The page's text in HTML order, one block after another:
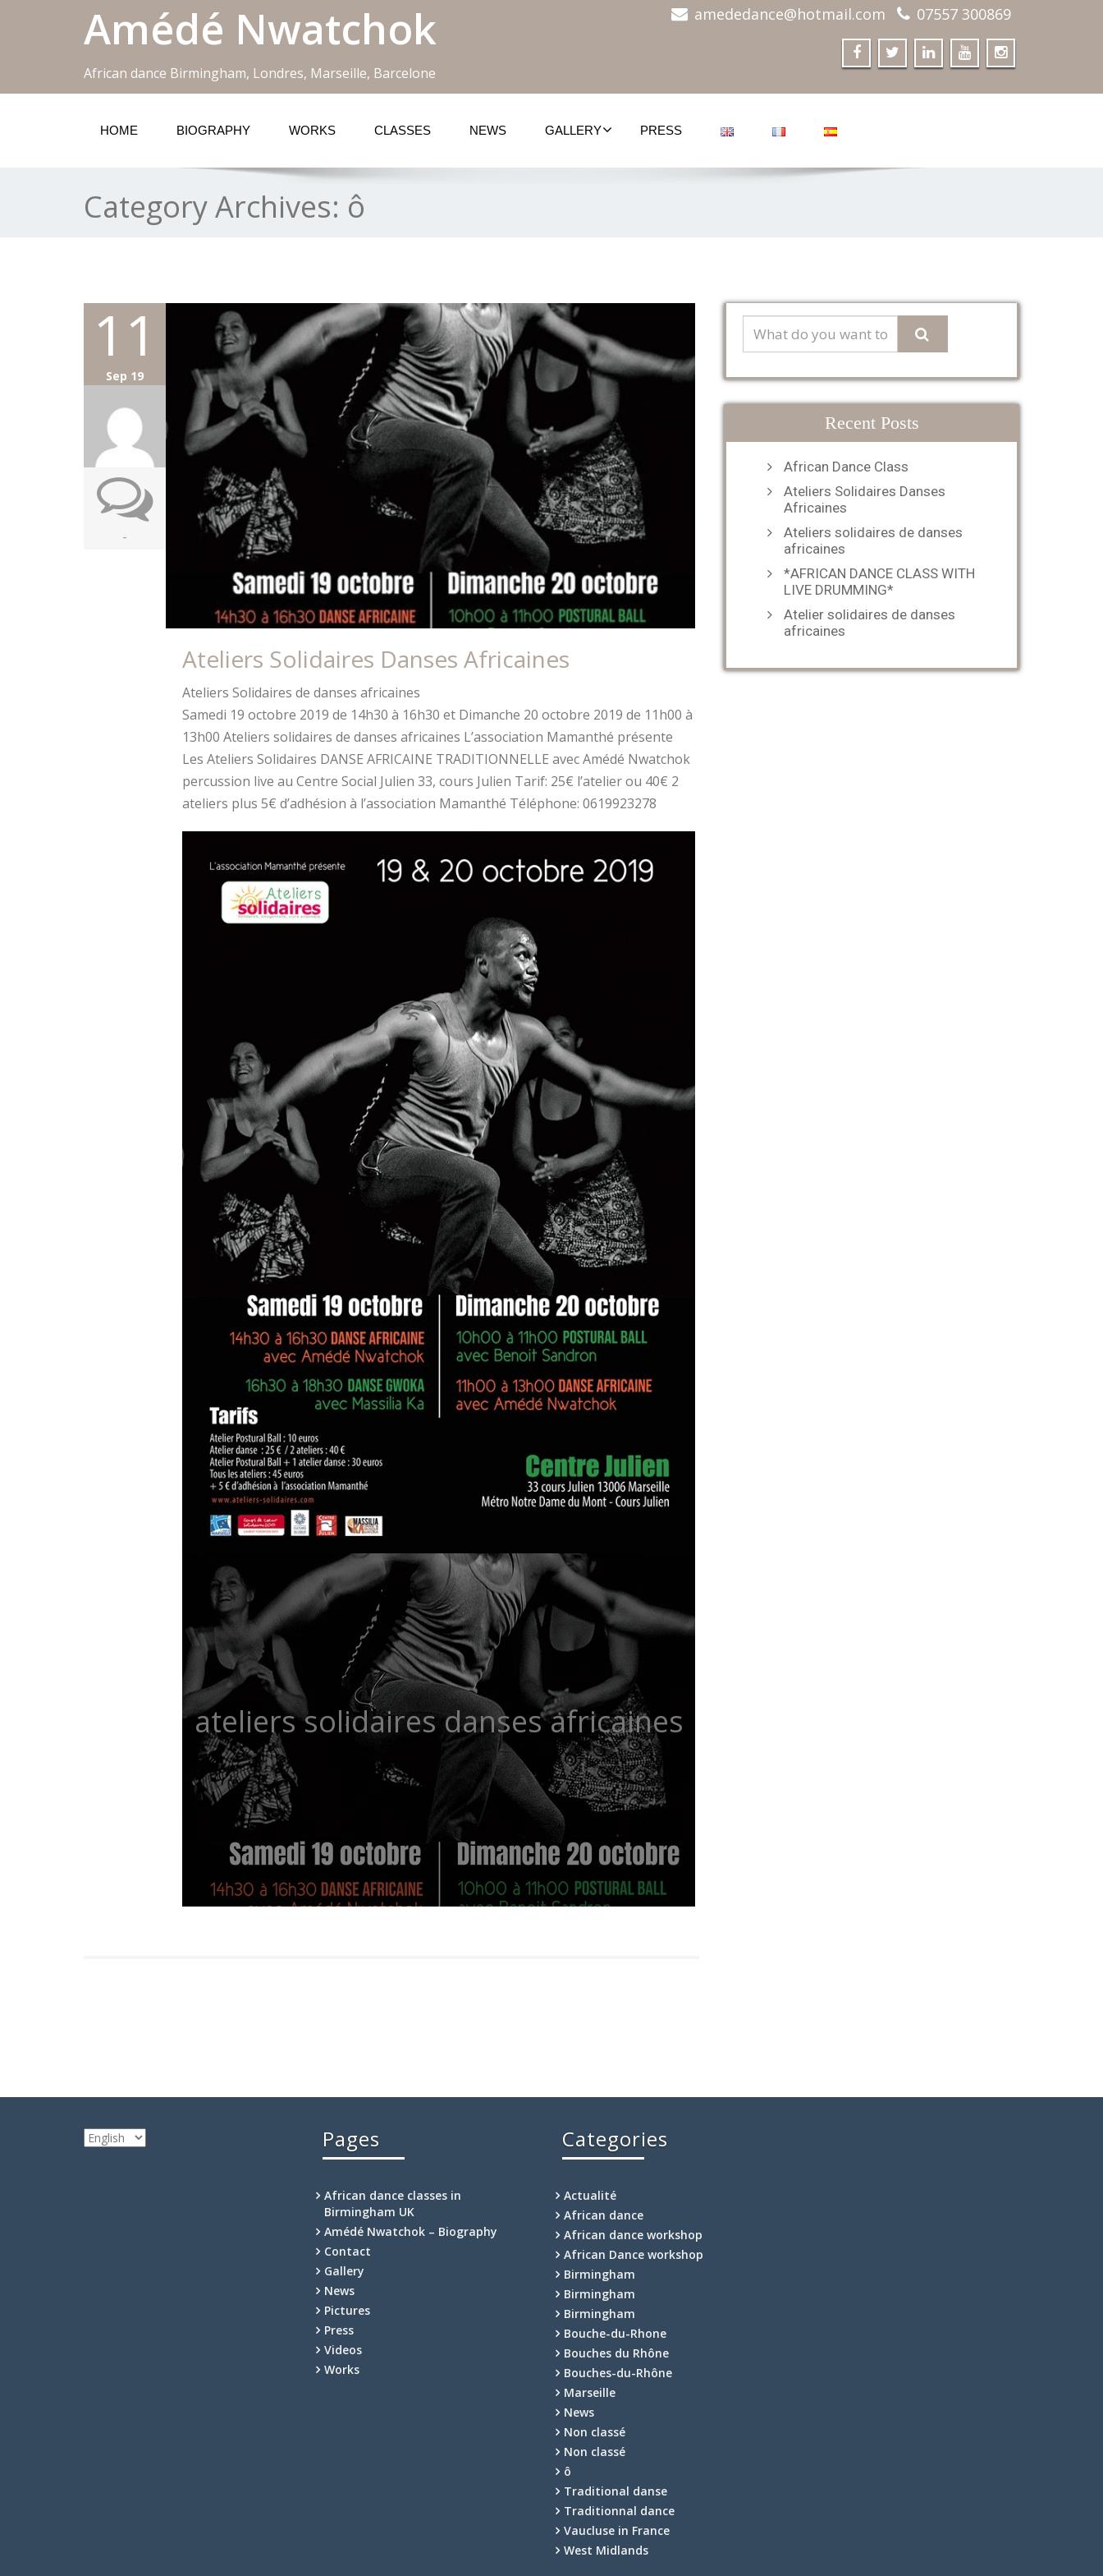
Amédé Nwatchok
African dance Birmingham, Londres, Marseille, Barcelone
amededance@hotmail.com 07557 300869
HOME BIOGRAPHY WORKS CLASSES NEWS GALLERY PRESS
Category Archives: ô
11
Sep 19
-
Ateliers Solidaires Danses Africaines
Ateliers Solidaires de danses africaines
Samedi 19 octobre 2019 de 14h30 à 16h30 et Dimanche 20 octobre 2019 de 11h00 à
13h00 Ateliers solidaires de danses africaines L’association Mamanthé présente
Les Ateliers Solidaires DANSE AFRICAINE TRADITIONNELLE avec Amédé Nwatchok
percussion live au Centre Social Julien 33, cours Julien Tarif: 25€ l’atelier ou 40€ 2
ateliers plus 5€ d’adhésion à l’association Mamanthé Téléphone: 0619923278
ateliers solidaires danses africaines
Recent Posts
African Dance Class
Ateliers Solidaires Danses
Africaines
Ateliers solidaires de danses
africaines
*AFRICAN DANCE CLASS WITH
LIVE DRUMMING*
Atelier solidaires de danses
africaines
Choose
a
Pages
African dance classes in
Birmingham UK
Amédé Nwatchok – Biography
Contact
Gallery
News
Pictures
Press
Videos
Works
Categories
Actualité
African dance
African dance workshop
African Dance workshop
Birmingham
Birmingham
Birmingham
Bouche-du-Rhone
Bouches du Rhône
Bouches-du-Rhône
Marseille
News
Non classé
Non classé
ô
Traditional danse
Traditionnal dance
Vaucluse in France
West Midlands